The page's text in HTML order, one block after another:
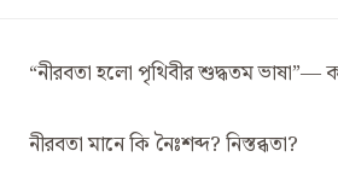
‍“নীরবতা হলো পৃথিবীর শুদ্ধতম ভাষা”—
নীরবতা মানে কি নৈঃশব্দ? নিস্তব্ধতা?